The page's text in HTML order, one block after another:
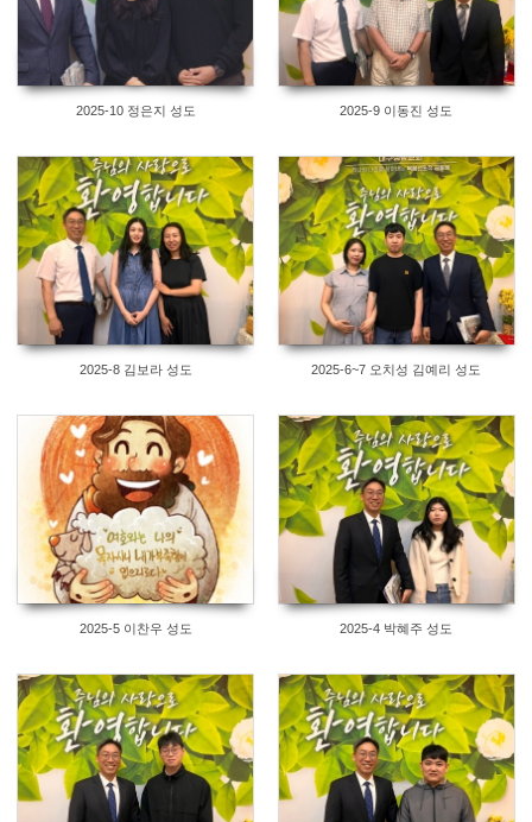
2025-10 정은지 성도 2025-9 이동진 성도
2025-8 김보라 성도 2025-6~7 오치성 김예리 성도
2025-5 이찬우 성도 2025-4 박혜주 성도